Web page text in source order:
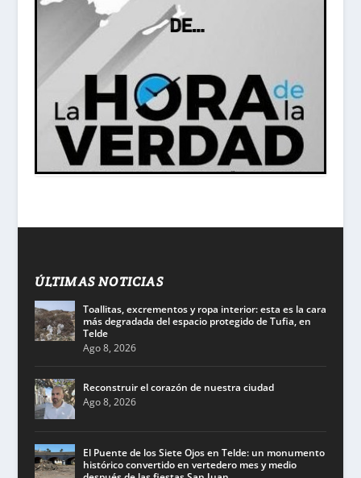
ÚLTIMAS NOTICIAS
Toallitas, excrementos y ropa interior: esta es la cara
más degradada del espacio protegido de Tufia, en
Telde
Ago 8, 2026
Reconstruir el corazón de nuestra ciudad
Ago 8, 2026
El Puente de los Siete Ojos en Telde: un monumento
histórico convertido en vertedero mes y medio